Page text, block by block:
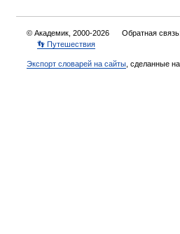
© Академик, 2000-2026 Обратная связь:
👣 Путешествия
Экспорт словарей на сайты , сделанные